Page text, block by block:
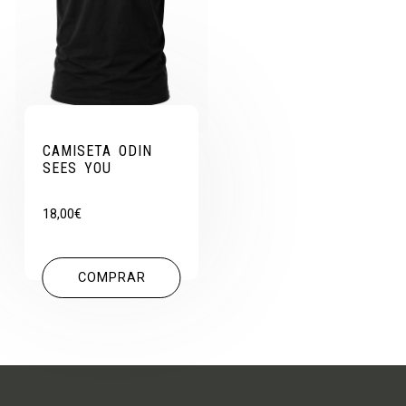
CAMISETA ODIN
SEES YOU
18,00€
COMPRAR